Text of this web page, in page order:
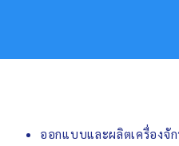
ออกแบบและผลิตเครื่องจั